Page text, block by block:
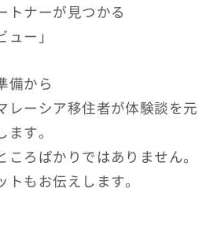
トナーが見つかる
ュー」
備から
レーシア移住者が体験談を元
す。
ろばかりではありません。
もお伝えします。